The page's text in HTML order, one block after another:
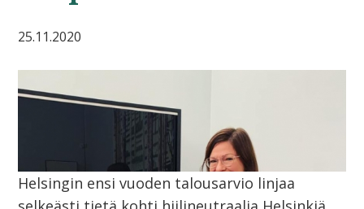
25.11.2020
Helsingin ensi vuoden talousarvio linjaa